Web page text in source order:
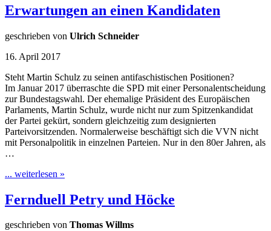
Erwartungen an einen Kandidaten
geschrieben von Ulrich Schneider
16. April 2017
Steht Martin Schulz zu seinen antifaschistischen Positionen?
Im Januar 2017 überraschte die SPD mit einer Personalentscheidung
zur Bundestagswahl. Der ehemalige Präsident des Europäischen
Parlaments, Martin Schulz, wurde nicht nur zum Spitzenkandidat
der Partei gekürt, sondern gleichzeitig zum designierten
Parteivorsitzenden. Normalerweise beschäftigt sich die VVN nicht
mit Personalpolitik in einzelnen Parteien. Nur in den 80er Jahren, als
…
... weiterlesen »
Fernduell Petry und Höcke
geschrieben von Thomas Willms